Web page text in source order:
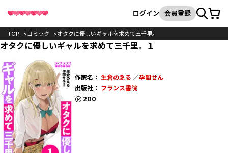
検索
ログイン 会員登録カート
TOP コミック オタクに優しいギャルを求めて三千里。
オタクに優しいギャルを求めて三千里。１
作家名： 生倉のゑる ／孕間せん
出版社： フランス書院
200
ポイント